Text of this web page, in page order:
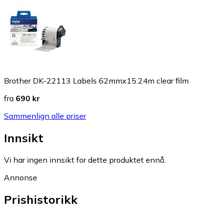
Brother DK-22113 Labels 62mmx15.24m clear film
fra 690 kr
Sammenlign alle priser
Innsikt
Vi har ingen innsikt for dette produktet ennå.
Annonse
Prishistorikk